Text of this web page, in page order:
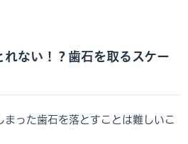
ない！？歯石を取るスケー
った歯石を落とすことは難しいこ